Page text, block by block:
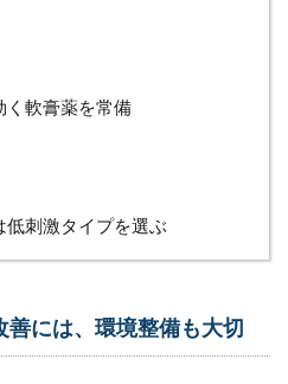
く軟膏薬を常備
刺激タイプを選ぶ
善には、環境整備も大切